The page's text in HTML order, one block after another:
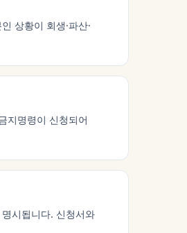
상황이 회생·파산·
지명령이 신청되어
시됩니다. 신청서와